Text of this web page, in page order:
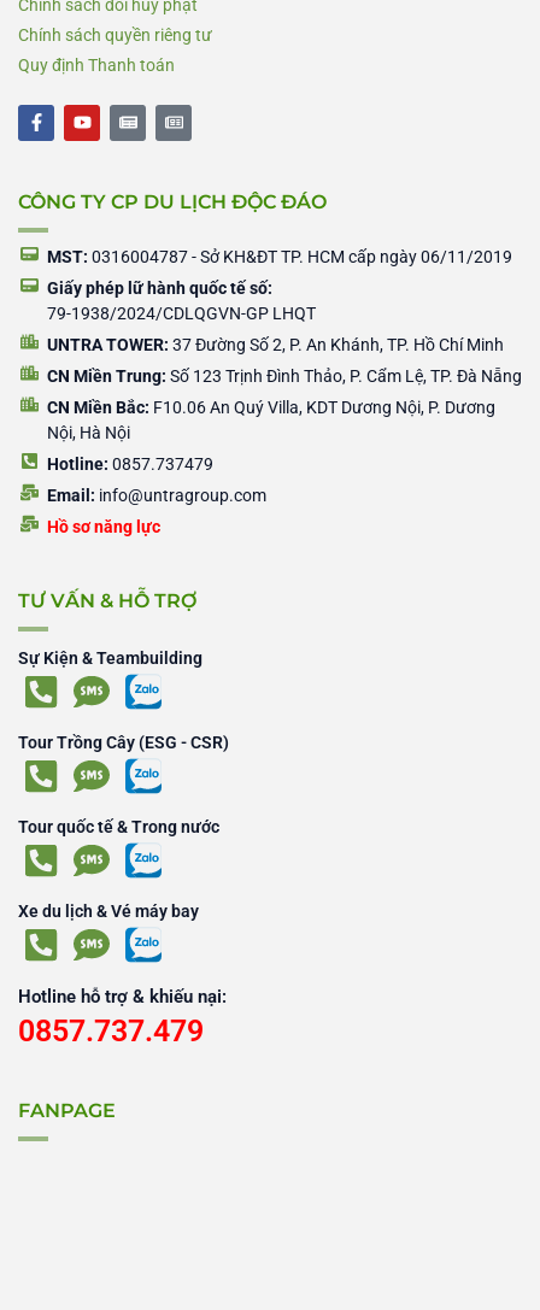
Chính sách đổi hủy phạt
Chính sách quyền riêng tư
Quy định Thanh toán
F
a
c
o
k
-
f
Y
o
u
b
N
e
w
a
r
N
e
w
a
r
CÔNG TY CP DU LỊCH ĐỘC ĐÁO
MST: 0316004787 - Sở KH&ĐT TP. HCM cấp ngày 06/11/2019
Giấy phép lữ hành quốc tế số:
79-1938/2024/CDLQGVN-GP LHQT
UNTRA TOWER: 37 Đường Số 2, P. An Khánh, TP. Hồ Chí Minh
CN Miền Trung: Số 123 Trịnh Đình Thảo, P. Cẩm Lệ, TP. Đà Nẵng
CN Miền Bắc: F10.06 An Quý Villa, KDT Dương Nội, P. Dương
Nội, Hà Nội
Hotline: 0857.737479
Email: info@untragroup.com
Hồ sơ năng lực
TƯ VẤN & HỖ TRỢ
Sự Kiện & Teambuilding
Tour Trồng Cây (ESG - CSR)
Tour quốc tế & Trong nước
Xe du lịch & Vé máy bay
Hotline hỗ trợ & khiếu nại:
0857.737.479
FANPAGE